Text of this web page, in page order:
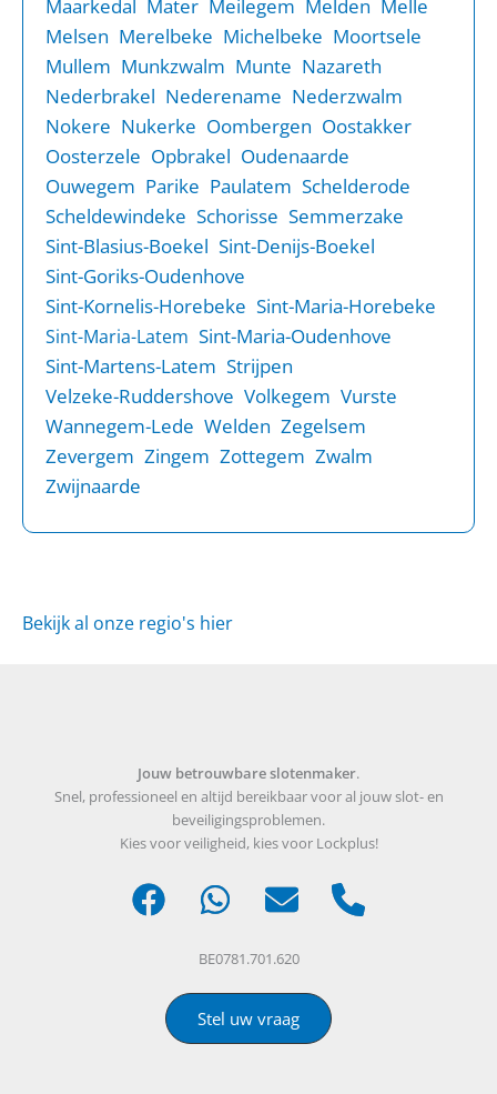
Maarkedal Mater Meilegem Melden Melle
Melsen Merelbeke Michelbeke Moortsele
Mullem Munkzwalm Munte Nazareth
Nederbrakel Nederename Nederzwalm
Nokere Nukerke Oombergen Oostakker
Oosterzele Opbrakel Oudenaarde
Ouwegem Parike Paulatem Schelderode
Scheldewindeke Schorisse Semmerzake
Sint-Blasius-Boekel Sint-Denijs-Boekel
Sint-Goriks-Oudenhove
Sint-Kornelis-Horebeke Sint-Maria-Horebeke
Sint-Maria-Latem Sint-Maria-Oudenhove
Sint-Martens-Latem Strijpen
Velzeke-Ruddershove Volkegem Vurste
Wannegem-Lede Welden Zegelsem
Zevergem Zingem Zottegem Zwalm
Zwijnaarde
Bekijk al onze regio's hier
Jouw betrouwbare slotenmaker.
Snel, professioneel en altijd bereikbaar voor al jouw slot- en
beveiligingsproblemen.
Kies voor veiligheid, kies voor Lockplus!
BE0781.701.620
Stel uw vraag